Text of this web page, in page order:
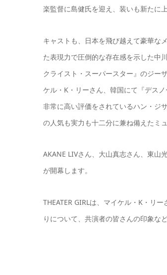
楽監督に島健氏を迎え、装いも新たに
キャストも、日本を飛び越えて豪華な
た表現力で圧倒的な存在感を示した中
クライスト・スーパースター』のジー
ケル・K・リーさん、韓国にて『デス
非常に高い評価をされているハン・ジ
の人気も実力も十二分に兼ね備えたミ
AKANE LIVさん、大山真志さん、東山
が開幕します。
THEATER GIRLは、マイケル・K・リ
りについて、共演者の皆さんの印象な